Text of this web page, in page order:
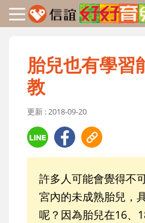
胎兒也有學習
教
更新 : 2018-09-20
許多人可能會覺得不
宮內的未成熟胎兒，
呢？因為胎兒在16、